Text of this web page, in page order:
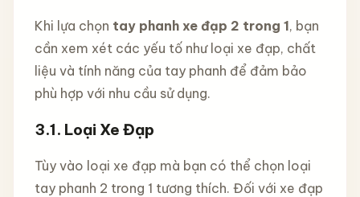
Khi lựa chọn tay phanh xe đạp 2 trong 1, bạn
cần xem xét các yếu tố như loại xe đạp, chất
liệu và tính năng của tay phanh để đảm bảo
phù hợp với nhu cầu sử dụng.
3.1. Loại Xe Đạp
Tùy vào loại xe đạp mà bạn có thể chọn loại
tay phanh 2 trong 1 tương thích. Đối với xe đạp